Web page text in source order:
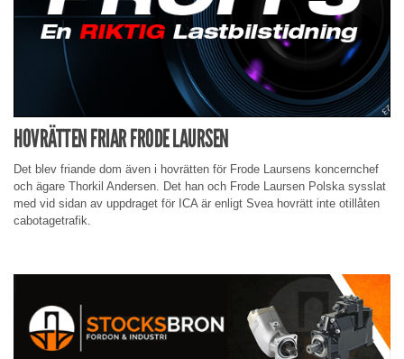
HOVRÄTTEN FRIAR FRODE LAURSEN
Det blev friande dom även i hovrätten för Frode Laursens koncernchef
och ägare Thorkil Andersen. Det han och Frode Laursen Polska sysslat
med vid sidan av uppdraget för ICA är enligt Svea hovrätt inte otillåten
cabotagetrafik.